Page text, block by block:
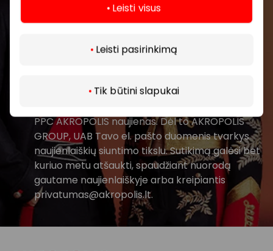
Leisti visus
Leisti pasirinkimą
Tik būtini slapukai
PPC AKROPOLIS naujienas. Dėl to AKROPOLIS
GROUP, UAB Tavo el. pašto duomenis tvarkys
naujienlaiškių siuntimo tikslu. Sutikimą galėsi bet
kuriuo metu atšaukti, spaudžiant nuorodą
gautame naujienlaiškyje arba kreipiantis
privatumas@akropolis.lt.
Daugiau